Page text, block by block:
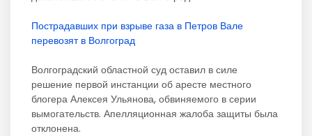
Пострадавших при взрыве газа в Петров Вале
перевозят в Волгоград
Волгоградский областной суд оставил в силе
решение первой инстанции об аресте местного
блогера Алексея Ульянова, обвиняемого в серии
вымогательств. Апелляционная жалоба защиты была
отклонена.